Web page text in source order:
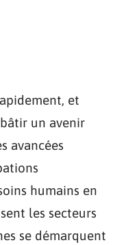
et
un avenir
avancées
humains en
les secteurs
se démarquent